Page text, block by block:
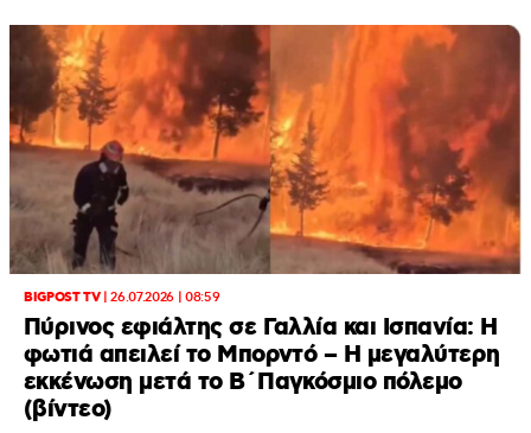
BIGPOST TV|26.07.2026 | 08:59
Πύρινος εφιάλτης σε Γαλλία και Ισπανία: Η
φωτιά απειλεί το Μπορντό – H μεγαλύτερη
εκκένωση μετά το Β΄Παγκόσμιο πόλεμο
(βίντεο)